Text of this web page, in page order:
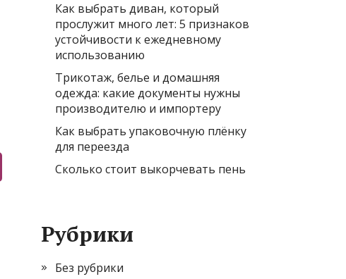
Как выбрать диван, который
прослужит много лет: 5 признаков
устойчивости к ежедневному
использованию
Трикотаж, белье и домашняя
одежда: какие документы нужны
производителю и импортеру
Как выбрать упаковочную плёнку
для переезда
Сколько стоит выкорчевать пень
Рубрики
Без рубрики